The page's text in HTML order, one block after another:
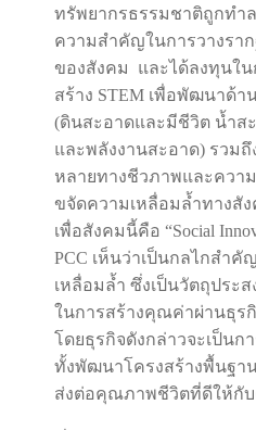
ทรัพยากรธรรมชาติถูกทำล
ความสำคัญในการวางรา
ของสังคม และได้ลงทุนใ
สร้าง STEM เพื่อพัฒนาด้
(ดินสะอาดและมีชีวิต น้ำส
และพลังงานสะอาด) รวม
หลายทางชีวภาพและควา
ขจัดความเหลื่อมล้ำทางสั
เพื่อสังคมนี้คือ “Social
PCC เห็นว่าเป็นกลไกสำ
เหลื่อมล้ำ ซึ่งเป็นวัตถุประ
ในการสร้างคุณค่าผ่านธุร
โดยธุรกิจดังกล่าวจะเป็นก
ทั้งพัฒนาโครงสร้างพื้นฐา
ส่งต่อคุณภาพชีวิตที่ดีให้กับ